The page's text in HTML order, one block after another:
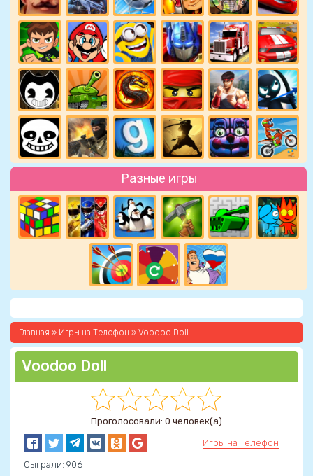
Разные игры
Главная » Игры на Телефон » Voodoo Doll
Voodoo Doll
Проголосовали: 0 человек(а)
Игры на Телефон
Сыграли: 906